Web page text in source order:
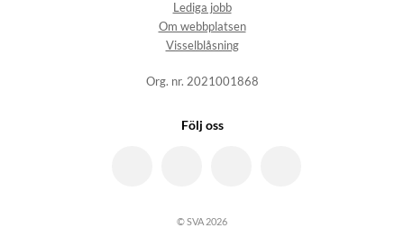
Lediga jobb
Om webbplatsen
Visselblåsning
Org. nr. 2021001868
Följ oss
© SVA 2026